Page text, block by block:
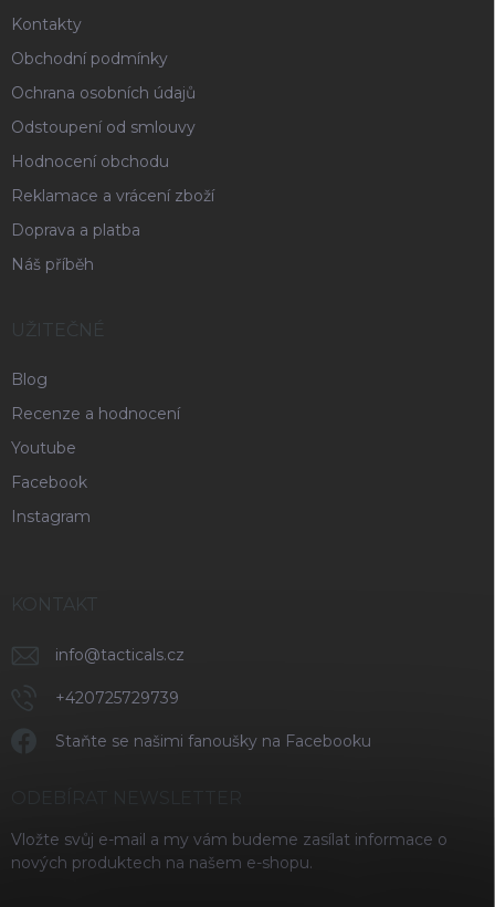
Kontakty
Obchodní podmínky
Ochrana osobních údajů
Odstoupení od smlouvy
Hodnocení obchodu
Reklamace a vrácení zboží
Doprava a platba
Náš příběh
UŽITEČNÉ
Blog
Recenze a hodnocení
Youtube
Facebook
Instagram
KONTAKT
info@tacticals.cz
+420725729739
Staňte se našimi fanoušky na Facebooku
Vložte svůj e-mail a my vám budeme zasílat informace o
nových produktech na našem e-shopu.